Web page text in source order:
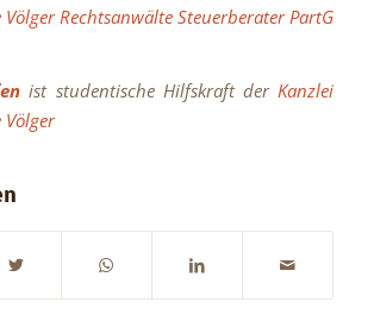
Rechtsanwälte Steuerberater PartG
ist studentische Hilfskraft derKanzlei
Völger